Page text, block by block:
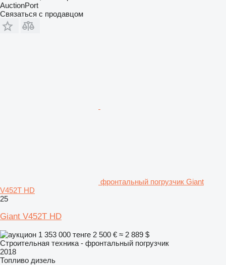
AuctionPort
Связаться с продавцом
фронтальный погрузчик Giant
V452T HD
25
Giant V452T HD
1 353 000 тенге 2 500 € ≈ 2 889 $
Строительная техника - фронтальный погрузчик
2018
Топливо дизель